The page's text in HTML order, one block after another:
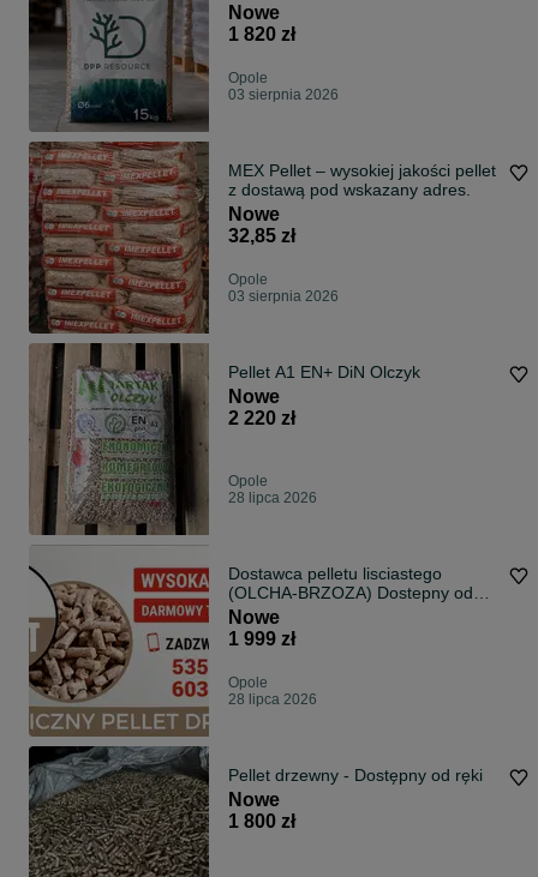
Nowe
1 820 zł
Opole
03 sierpnia 2026
MEX Pellet – wysokiej jakości pellet
z dostawą pod wskazany adres.
Nowe
32,85 zł
Opole
03 sierpnia 2026
Pellet A1 EN+ DiN Olczyk
Nowe
2 220 zł
Opole
28 lipca 2026
Dostawca pelletu lisciastego
(OLCHA-BRZOZA) Dostepny od
ręki.
Nowe
1 999 zł
Opole
28 lipca 2026
Pellet drzewny - Dostępny od ręki
Nowe
1 800 zł